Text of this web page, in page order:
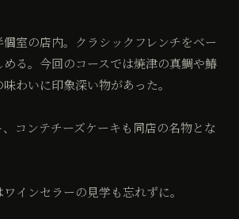
個室の店内。クラシックフレンチをベー
る。今回のコースでは焼津の真鯛や鰆
わいに印象深い物があった。
コンテチーズケーキも同店の名物とな
インセラーの見学も忘れずに。